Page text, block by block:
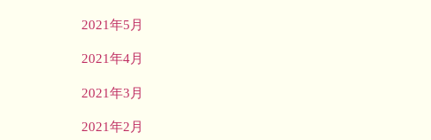
2021年5月
2021年4月
2021年3月
2021年2月